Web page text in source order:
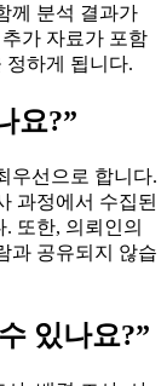
께 분석 결과가
가 자료가 포함
정하게 됩니다.
요?”
우선으로 합니다.
과정에서 수집된
또한, 의뢰인의
과 공유되지 않습
있나요?”